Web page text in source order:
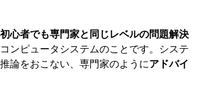
心者でも専門家と同じレベルの問題解決
ンピュータシステムのことです。システ
論をおこない、専門家のようにアドバイ